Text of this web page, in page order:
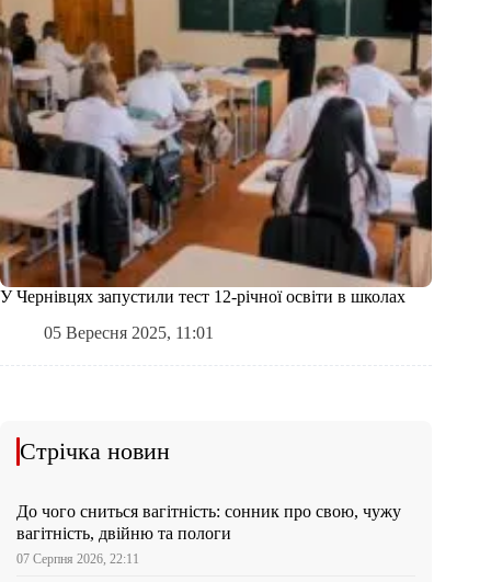
У Чернівцях запустили тест 12-річної освіти в школах
05 Вересня 2025, 11:01
Стрічка новин
До чого сниться вагітність: сонник про свою, чужу
вагітність, двійню та пологи
07 Серпня 2026, 22:11